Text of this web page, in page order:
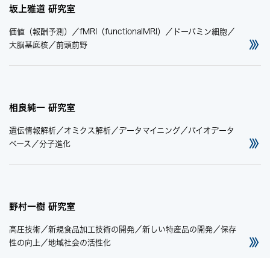
坂上雅道 研究室
価値（報酬予測）／fMRI（functionalMRI）／ドーパミン細胞／
大脳基底核／前頭前野
相良純一 研究室
遺伝情報解析／オミクス解析／データマイニング／バイオデータ
ベース／分子進化
野村一樹 研究室
高圧技術／新規食品加工技術の開発／新しい特産品の開発／保存
性の向上／地域社会の活性化